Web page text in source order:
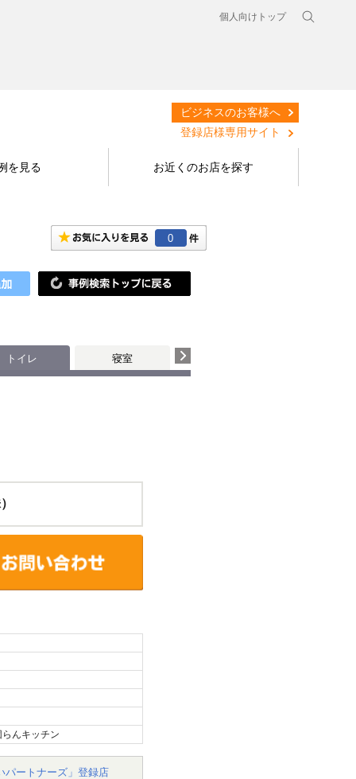
個人向けトップ
ビジネスのお客様へ
登録店様専用サイト
を見る お近くのお店を探す
0
トイレ 寝室
んキッチン
パートナーズ」登録店